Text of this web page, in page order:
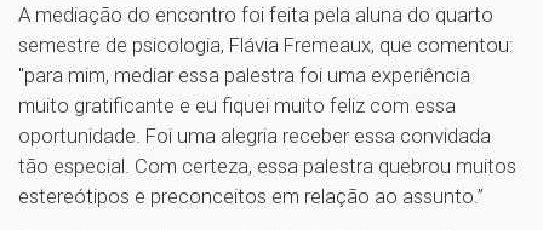
A mediação do encontro foi feita pela aluna do quarto
semestre de psicologia, Flávia Fremeaux, que comentou:
"para mim, mediar essa palestra foi uma experiência
muito gratificante e eu fiquei muito feliz com essa
oportunidade. Foi uma alegria receber essa convidada
tão especial. Com certeza, essa palestra quebrou muitos
estereótipos e preconceitos em relação ao assunto.”